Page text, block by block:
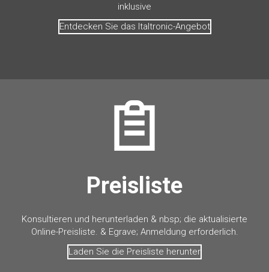
inklusive
Entdecken Sie das Italtronic-Angebot
Preisliste
Konsultieren und herunterladen & nbsp; die aktualisierte
Online-Preisliste. & Egrave; Anmeldung erforderlich.
Laden Sie die Preisliste herunter